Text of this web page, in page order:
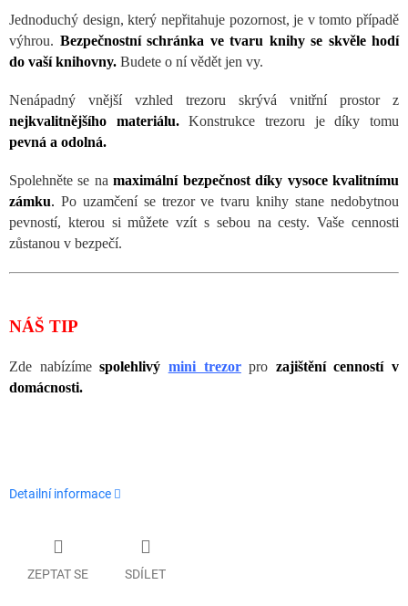
Jednoduchý design, který nepřitahuje pozornost, je v tomto případě
výhrou. Bezpečnostní schránka ve tvaru knihy se skvěle hodí
do vaší knihovny. Budete o ní vědět jen vy.
Nenápadný vnější vzhled trezoru skrývá vnitřní prostor z
nejkvalitnějšího materiálu.Konstrukce trezoru je díky tomu
pevná a odolná.
Spolehněte se namaximální bezpečnost díky vysoce kvalitnímu
zámku. Po uzamčení se trezor ve tvaru knihy stane nedobytnou
pevností, kterou si můžete vzít s sebou na cesty. Vaše cennosti
zůstanou v bezpečí.
NÁŠ TIP
Zde nabízímespolehlivý mini trezorpro zajištění cenností v
domácnosti.
Detailní informace
ZEPTAT SE SDÍLET